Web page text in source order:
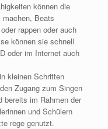
können die
machen, Beats
rappen oder auch
können sie schnell
oder im Internet auch
kleinen Schritten
Zugang zum Singen
bereits im Rahmen der
und Schülern
rege genutzt.